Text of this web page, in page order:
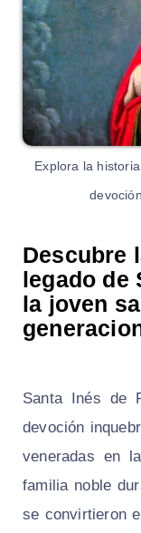
Explora la
Descubre
legado de
la joven
Santa Inés de
devoción
veneradas en
familia noble
se convirtieron